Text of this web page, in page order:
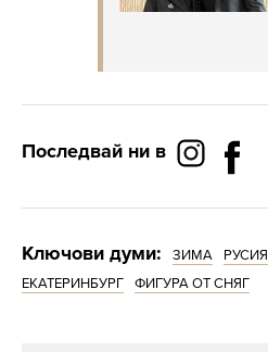
Последвай ни в
Ключови думи: ЗИМА РУСИЯ
ЕКАТЕРИНБУРГ
ФИГУРА ОТ СНЯГ